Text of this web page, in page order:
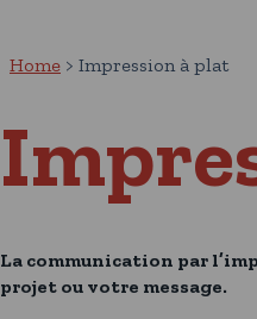
Home Impression à plat
La communication par
projet ou votre message.